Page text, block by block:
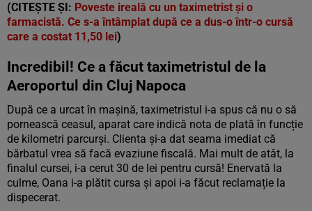
(CITEȘTE ȘI: Poveste ireală cu un taximetrist şi o
farmacistă. Ce s-a întâmplat după ce a dus-o într-o cursă
care a costat 11,50 lei)
Incredibil! Ce a făcut taximetristul de la
Aeroportul din Cluj Napoca
După ce a urcat în mașină, taximetristul i-a spus că nu o să
pornească ceasul, aparat care indică nota de plată în funcție
de kilometri parcurși. Clienta și-a dat seama imediat că
bărbatul vrea să facă evaziune fiscală. Mai mult de atât, la
finalul cursei, i-a cerut 30 de lei pentru cursă! Enervată la
culme, Oana i-a plătit cursa și apoi i-a făcut reclamație la
dispecerat.